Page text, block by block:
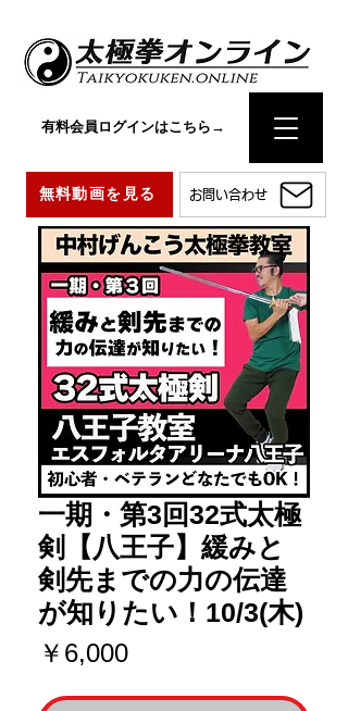
お問い合わせ
無料動画を見る
有料会員ログインはこちら→
一期・第3回32式太極
剣【八王子】緩みと
剣先までの力の伝達
が知りたい！10/3(木)
￥6,000価